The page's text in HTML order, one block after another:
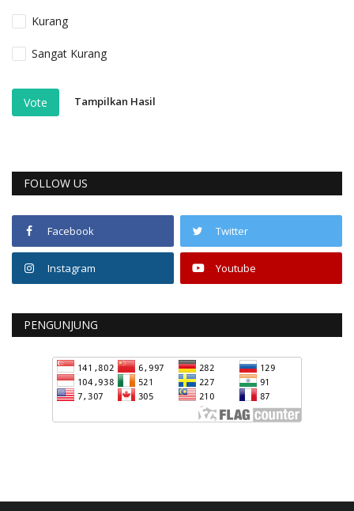
Kurang
Sangat Kurang
Vote Tampilkan Hasil
FOLLOW US
Facebook Twitter
Instagram Youtube
PENGUNJUNG